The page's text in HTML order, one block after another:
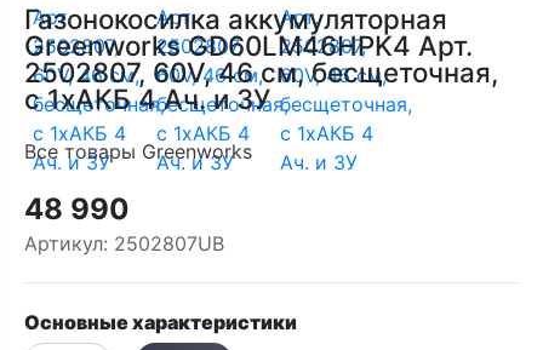
Газонокосилка аккумуляторная
Greenworks GD60LM46HPK4 Арт.
2502807, 60V, 46 см, бесщеточная,
с 1хАКБ 4 Ач. и ЗУ
Все товары Greenworks
48 990
Артикул: 2502807UB
Основные характеристики